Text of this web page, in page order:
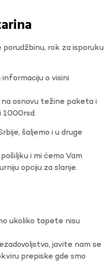
rok za isporuku
o visini
osnovu težine paketa i
1000rsd.
šaljemo i u druge
i mi ćemo Vam
opciju za slanje.
ukoliko tapete nisu
javite nam se
prepiske gde smo